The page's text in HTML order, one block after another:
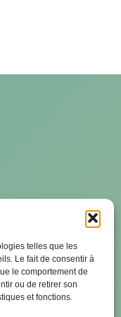
telles que les
Le fait de consentir à
le comportement de
ou de retirer son
et fonctions.